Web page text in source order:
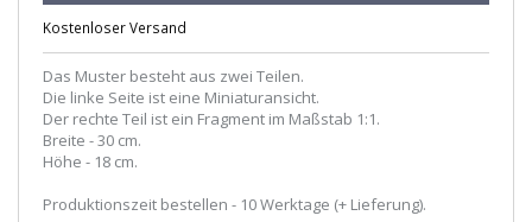
Kostenloser Versand
Das Muster besteht aus zwei Teilen.
Die linke Seite ist eine Miniaturansicht.
Der rechte Teil ist ein Fragment im Maßstab 1:1.
Breite - 30 cm.
Höhe - 18 cm.
Produktionszeit bestellen - 10 Werktage (+ Lieferung).